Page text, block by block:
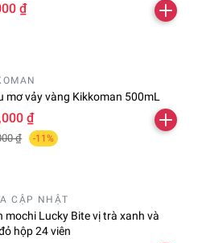
₫
mơ vảy vàng Kikkoman 500mL
₫
₫ -11%
CẬP NHẬT
mochi Lucky Bite vị trà xanh và
hộp 24 viên